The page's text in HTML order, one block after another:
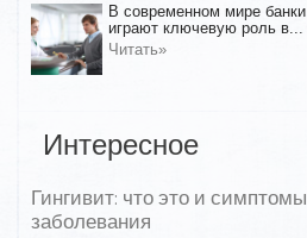
В современном мире банки
играют ключевую роль в...
Читать»
Интересное
Гингивит: что это и симптомы
заболевания